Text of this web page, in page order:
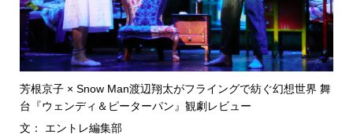
芳根京子 × Snow Man渡辺翔太がフライングで紡ぐ幻想世界 舞
台『ウェンディ＆ピーターパン』観劇レビュー
文： エントレ編集部